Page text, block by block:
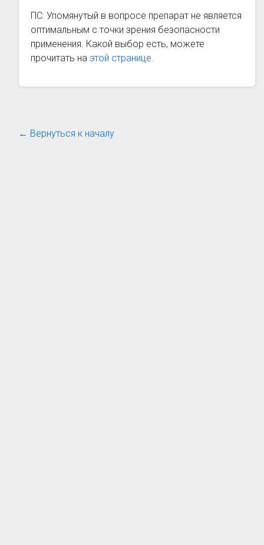
ПС: Упомянутый в вопросе препарат не является
оптимальным с точки зрения безопасности
применения. Какой выбор есть, можете
прочитать на этой странице.
← Вернуться к началу